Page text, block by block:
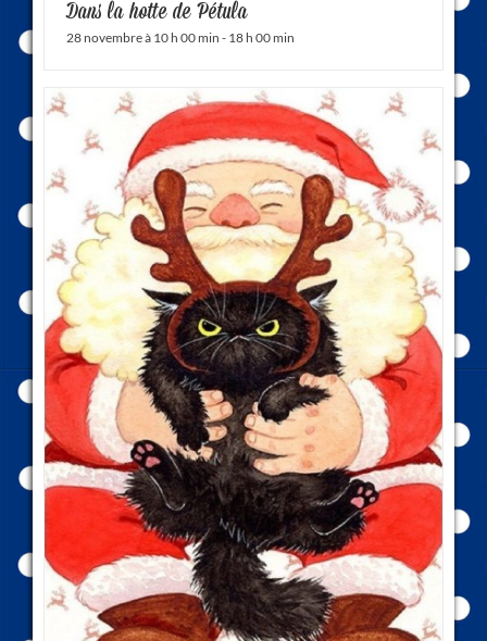
Dans la hotte de Pétula
28 novembre à 10 h 00 min - 18 h 00 min